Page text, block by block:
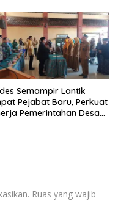
Semampir Lantik
Pejabat Baru, Perkuat
Pemerintahan Desa
Ruas yang wajib